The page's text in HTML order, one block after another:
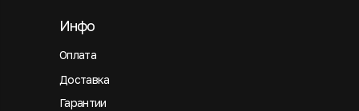
Оплата
Инфо
Доставка
Гарантии